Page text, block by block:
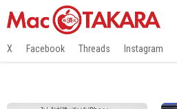
X Facebook Threads Instagram